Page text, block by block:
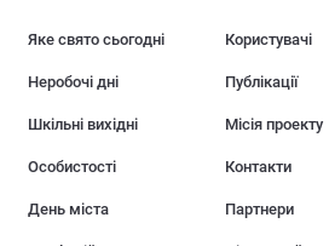
Яке свято сьогодні
Неробочі дні
Шкільні вихідні
Особистості
День міста
Користувачі
Публікації
Місія проекту
Контакти
Партнери